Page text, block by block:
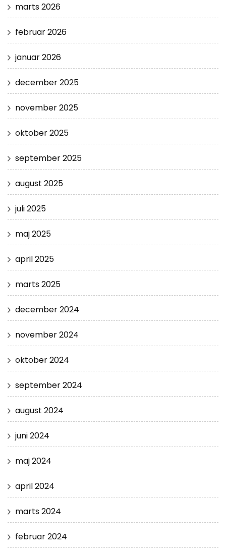
marts 2026
februar 2026
januar 2026
december 2025
november 2025
oktober 2025
september 2025
august 2025
juli 2025
maj 2025
april 2025
marts 2025
december 2024
november 2024
oktober 2024
september 2024
august 2024
juni 2024
maj 2024
april 2024
marts 2024
februar 2024